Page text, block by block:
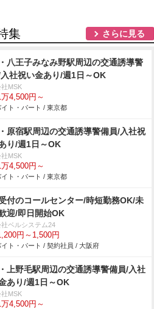
集 さらに見る
八王子みなみ野駅周辺の交通誘導警
社祝い金あり/週1日～OK
MSK
万4,500円～
イト・パート / 東京都
原宿駅周辺の交通誘導警備員/入社祝
り/週1日～OK
MSK
万4,500円～
イト・パート / 東京都
付のコールセンター/時短勤務OK/未
迎/即日開始OK
ベルシステム24
円～1,500円
イト・パート / 契約社員 / 大阪府
上野毛駅周辺の交通誘導警備員/入社
あり/週1日～OK
MSK
万4,500円～